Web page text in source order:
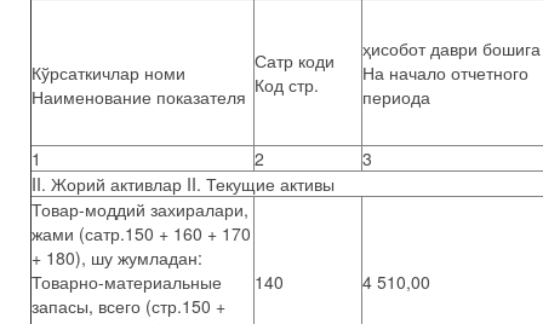
Кўрсаткичлар номи
Наименование показателя
Сатр коди
Код стр.
ҳисобот даври бошига
На начало отчетного
периода
1 2
3
II. Жорий активлар II. Текущие активы
Товар-моддий захиралари,
жами (сатр.150 + 160 + 170
+ 180), шу жумладан:
Товарно-материальные
запасы, всего (стр.150 +
140 4 510,00